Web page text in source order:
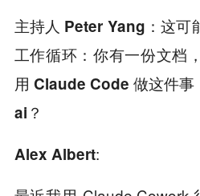
主持人 Peter Yang：这可
工作循环：你有一份文档
用 Claude Code 做这件
ai？
Alex Albert: